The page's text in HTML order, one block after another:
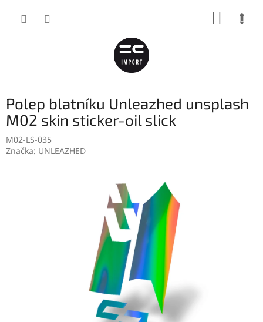
Polep blatníku Unleazhed unsplash
M02 skin sticker-oil slick
M02-LS-035
Značka: UNLEAZHED